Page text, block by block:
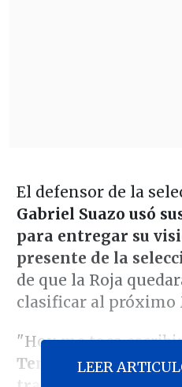
El defensor de la
Gabriel Suazo usó
para entregar su
presente de la
de que la Roja
clasificar al próximo
"Hoy me toca
Teníamos la ilusión,
LEER